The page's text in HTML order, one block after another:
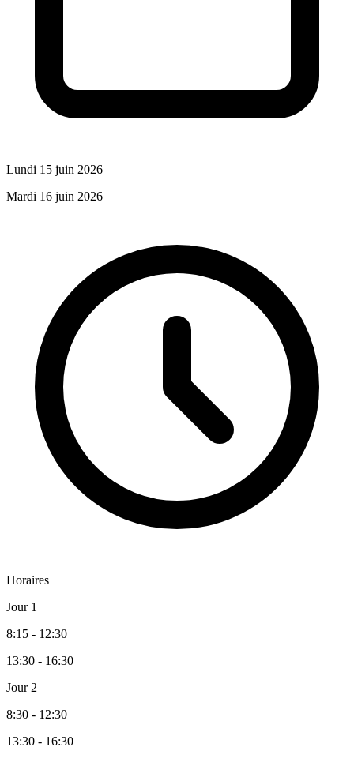
Lundi 15 juin 2026
Mardi 16 juin 2026
Horaires
Jour 1
8:15 - 12:30
13:30 - 16:30
Jour 2
8:30 - 12:30
13:30 - 16:30